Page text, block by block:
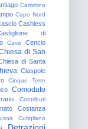
Cammino
Capo Nord
Cashless
di
Cave Cencio
di San
di Santa
Ciaspole
Cinque Terre
Comodato
Contributi
Costanza
Cutigliano
Detrazioni